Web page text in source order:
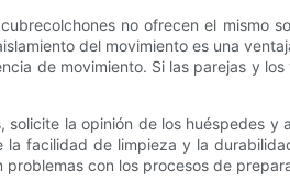
no ofrecen el mismo
del movimiento es una
de movimiento. Si las parejas y
la opinión de los huéspedes y
facilidad de limpieza y la
con los procesos de